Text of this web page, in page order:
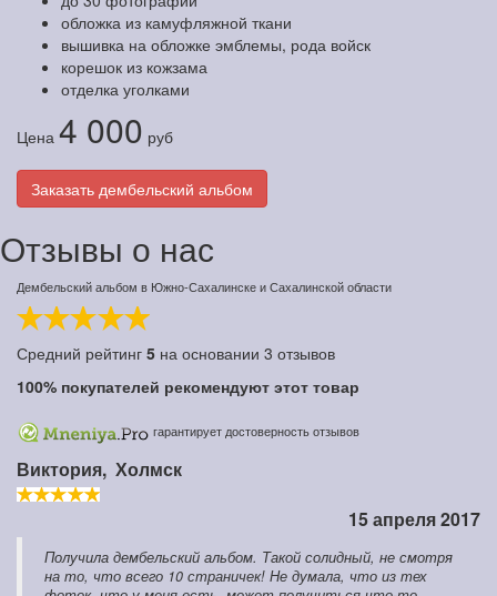
обложка из камуфляжной ткани
вышивка на обложке эмблемы, рода войск
корешок из кожзама
отделка уголками
Цена 4 000 руб
Заказать дембельский альбом
Отзывы о нас
Дембельский альбом в Южно-Сахалинске и Сахалинской области
Средний рейтинг 5 на основании 3 отзывов
100% покупателей рекомендуют этот товар
гарантирует достоверность отзывов
Виктория, Холмск
15 апреля 2017
Получила дембельский альбом. Такой солидный, не смотря
на то, что всего 10 страничек! Не думала, что из тех